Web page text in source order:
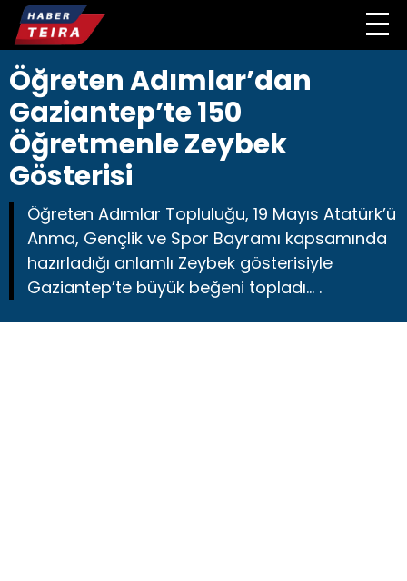
Öğreten Adımlar’dan
Gaziantep’te 150
Öğretmenle Zeybek
Gösterisi
Öğreten Adımlar Topluluğu, 19 Mayıs Atatürk’ü
Anma, Gençlik ve Spor Bayramı kapsamında
hazırladığı anlamlı Zeybek gösterisiyle
Gaziantep’te büyük beğeni topladı… .